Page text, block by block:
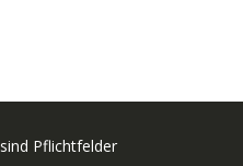
sind Pflichtfelder